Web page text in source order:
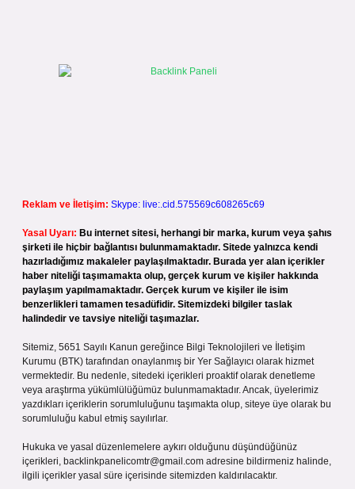
Reklam ve İletişim: Skype: live:.cid.575569c608265c69
Yasal Uyarı: Bu internet sitesi, herhangi bir marka, kurum veya şahıs
şirketi ile hiçbir bağlantısı bulunmamaktadır. Sitede yalnızca kendi
hazırladığımız makaleler paylaşılmaktadır. Burada yer alan içerikler
haber niteliği taşımamakta olup, gerçek kurum ve kişiler hakkında
paylaşım yapılmamaktadır. Gerçek kurum ve kişiler ile isim
benzerlikleri tamamen tesadüfidir. Sitemizdeki bilgiler taslak
halindedir ve tavsiye niteliği taşımazlar.
Sitemiz, 5651 Sayılı Kanun gereğince Bilgi Teknolojileri ve İletişim
Kurumu (BTK) tarafından onaylanmış bir Yer Sağlayıcı olarak hizmet
vermektedir. Bu nedenle, sitedeki içerikleri proaktif olarak denetleme
veya araştırma yükümlülüğümüz bulunmamaktadır. Ancak, üyelerimiz
yazdıkları içeriklerin sorumluluğunu taşımakta olup, siteye üye olarak bu
sorumluluğu kabul etmiş sayılırlar.
Hukuka ve yasal düzenlemelere aykırı olduğunu düşündüğünüz
içerikleri, backlinkpanelicomtr@gmail.com adresine bildirmeniz halinde,
ilgili içerikler yasal süre içerisinde sitemizden kaldırılacaktır.